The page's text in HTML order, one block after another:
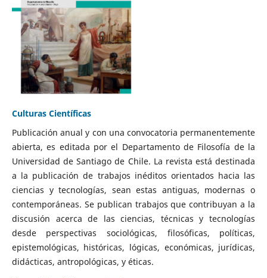
Culturas Científicas
Publicación anual y con una convocatoria permanentemente
abierta, es editada por el Departamento de Filosofía de la
Universidad de Santiago de Chile. La revista está destinada
a la publicación de trabajos inéditos orientados hacia las
ciencias y tecnologías, sean estas antiguas, modernas o
contemporáneas. Se publican trabajos que contribuyan a la
discusión acerca de las ciencias, técnicas y tecnologías
desde perspectivas sociológicas, filosóficas, políticas,
epistemológicas, históricas, lógicas, económicas, jurídicas,
didácticas, antropológicas, y éticas.